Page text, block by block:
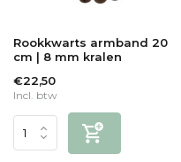
Rookkwarts armband 20
cm | 8 mm kralen
€22,50
Incl. btw